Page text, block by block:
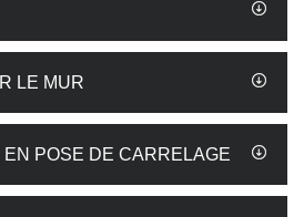
LE MUR
POSE DE CARRELAGE